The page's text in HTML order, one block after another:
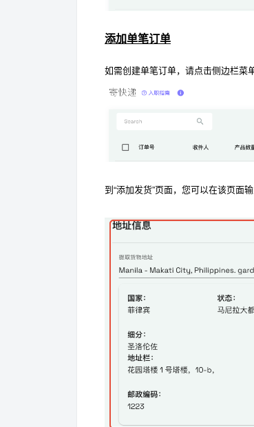
添加单笔订单
如需创建单笔订单，请点击侧边栏菜
到“添加发货”页面，您可以在该页面